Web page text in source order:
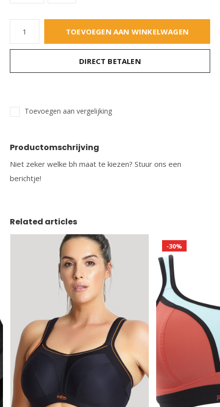
TOEVOEGEN AAN WINKELWAGEN
DIRECT BETALEN
Toevoegen aan vergelijking
Productomschrijving
Niet zeker welke bh maat te kiezen? Stuur ons een
berichtje!
Related articles
-30%